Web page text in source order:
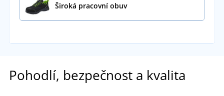
Široká pracovní obuv
Pohodlí, bezpečnost a kvalita